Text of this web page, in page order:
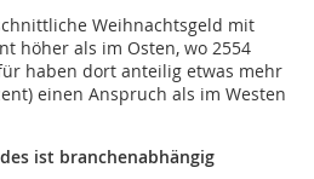
Weihnachtsgeld mit
höher als im Osten, wo 2554
haben dort anteilig etwas mehr
einen Anspruch als im Westen
ist branchenabhängig